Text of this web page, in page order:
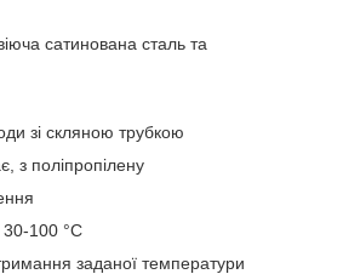
сатинована сталь та
зі скляною трубкою
з поліпропілену
100 °C
заданої температури